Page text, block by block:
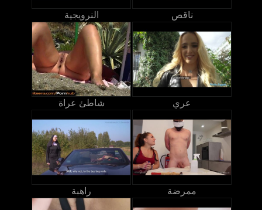
النرويجية ناقص
شاطئ عراة عري
راهبة ممرضة